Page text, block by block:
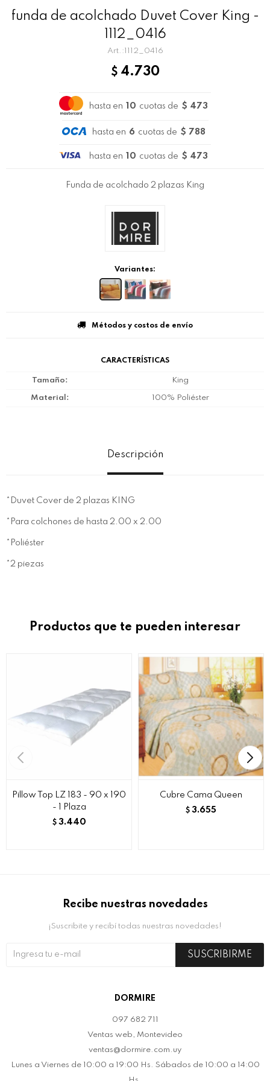
funda de acolchado Duvet Cover King -
1112_0416
1112_0416
$ 4.730
hasta en 10 cuotas de $ 473
hasta en 6 cuotas de $ 788
hasta en 10 cuotas de $ 473
Funda de acolchado 2 plazas King
Variantes:
Métodos y costos de envío
CARACTERÍSTICAS
Tamaño King
Material 100% Poliéster
Descripción
*Duvet Cover de 2 plazas KING
*Para colchones de hasta 2.00 x 2.00
*Poliéster
*2 piezas
Productos que te pueden interesar
Pillow Top LZ 183 - 90 x 190
- 1 Plaza
$ 3.440
Cubre Cama Queen
$ 3.655
DORMIRE
097 682 711
Ventas web, Montevideo
ventas@dormire.com.uy
Lunes a Viernes de 10:00 a 19:00 Hs. Sábados de 10:00 a 14:00
Recibe nuestras novedades
¡Suscribite y recibí todas nuestras novedades!
SUSCRIBIRME